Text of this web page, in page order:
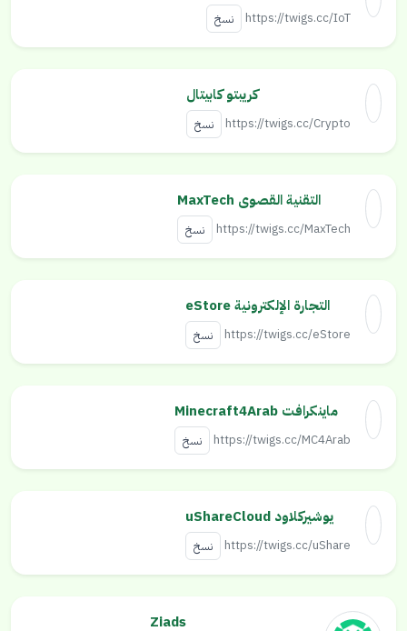
https://twigs.cc/IoT نسخ
كريبتو كابيتال
https://twigs.cc/Crypto نسخ
التقنية القصوى MaxTech
https://twigs.cc/MaxTech نسخ
التجارة الإلكترونية eStore
https://twigs.cc/eStore نسخ
ماينكرافت Minecraft4Arab
https://twigs.cc/MC4Arab نسخ
يوشيركلاود uShareCloud
https://twigs.cc/uShare نسخ
Ziads